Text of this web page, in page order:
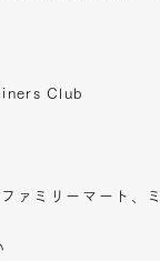
Club
ァミリーマート、